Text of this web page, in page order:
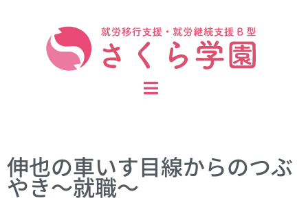
伸也の車いす目線からのつぶ
やき～就職～